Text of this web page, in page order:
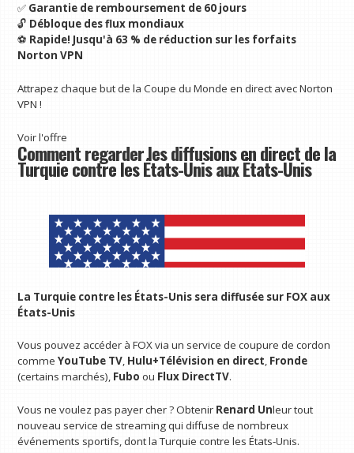
✅ Garantie de remboursement de 60 jours
🔓 Débloque des flux mondiaux
⚽ Rapide! Jusqu'à 63 % de réduction sur les forfaits
Norton VPN
Attrapez chaque but de la Coupe du Monde en direct avec Norton
VPN !
Voir l'offre
Comment regarder les diffusions en direct de la
Turquie contre les États-Unis aux États-Unis
La Turquie contre les États-Unis sera diffusée sur FOX aux
États-Unis
Vous pouvez accéder à FOX via un service de coupure de cordon
commeYouTube TV, Hulu+Télévision en direct, Fronde
(certains marchés), Fubo ou Flux DirectTV.
Vous ne voulez pas payer cher ? Obtenir Renard Unleur tout
nouveau service de streaming qui diffuse de nombreux
événements sportifs, dont la Turquie contre les États-Unis.